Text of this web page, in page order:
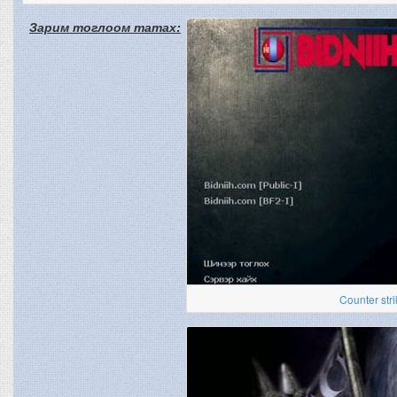
Зарим тоглоом татах:
Counter